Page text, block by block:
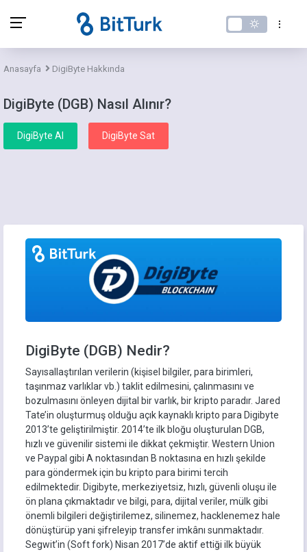
Anasayfa DigiByte Hakkında
DigiByte (DGB) Nasıl Alınır?
DigiByte Al DigiByte Sat
DigiByte (DGB) Nedir?
Sayısallaştırılan verilerin (kişisel bilgiler, para birimleri,
taşınmaz varlıklar vb.) taklit edilmesini, çalınmasını ve
bozulmasını önleyen dijital bir varlık, bir kripto paradır. Jared
Tate’in oluşturmuş olduğu açık kaynaklı kripto para Digibyte
2013’te geliştirilmiştir. 2014’te ilk bloğu oluşturulan DGB,
hızlı ve güvenilir sistemi ile dikkat çekmiştir. Western Union
ve Paypal gibi A noktasından B noktasına en hızlı şekilde
para göndermek için bu kripto para birimi tercih
edilmektedir. Digibyte, merkeziyetsiz, hızlı, güvenli oluşu ile
ön plana çıkmaktadır ve bilgi, para, dijital veriler, mülk gibi
önemli bilgileri değiştirilemez, silinemez, hacklenemez hale
dönüştürüp yani şifreleyip transfer imkânı sunmaktadır.
Segwit’in (Soft fork) Nisan 2017’de aktif ettiği ilk büyük